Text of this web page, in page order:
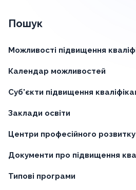
Пошук
Можливості підвищення
Календар можливостей
Суб'єкти підвищення
Заклади освіти
Центри професійного розвитку
Документи про підвищення
Типові програми